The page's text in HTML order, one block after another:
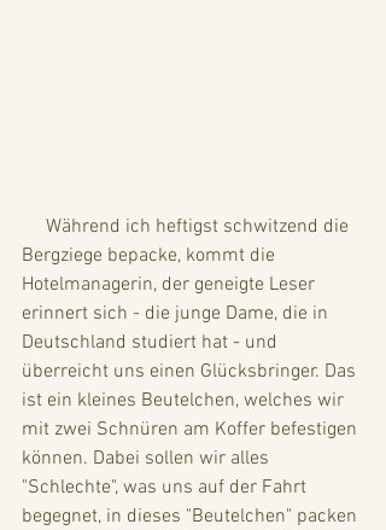
Bergziege bepacke, kommt die
Hotelmanagerin, der geneigte Leser
erinnert sich - die junge Dame, die in
Deutschland studiert hat - und
überreicht uns einen Glücksbringer. Das
ist ein kleines Beutelchen, welches wir
mit zwei Schnüren am Koffer befestigen
können. Dabei sollen wir alles
"Schlechte", was uns auf der Fahrt
begegnet, in dieses "Beutelchen" packen